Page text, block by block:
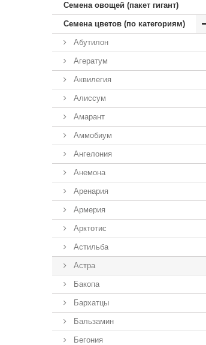
Семена овощей (пакет гигант)
Семена цветов (по категориям)
Абутилон
Агератум
Аквилегия
Алиссум
Амарант
Аммобиум
Ангелония
Анемона
Аренария
Армерия
Арктотис
Астильба
Астра
Бакопа
Бархатцы
Бальзамин
Бегония